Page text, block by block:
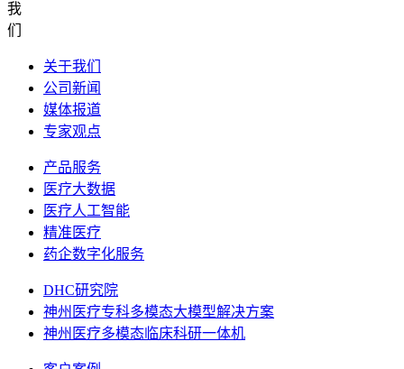
我
们
关于我们
公司新闻
媒体报道
专家观点
产品服务
医疗大数据
医疗人工智能
精准医疗
药企数字化服务
DHC研究院
神州医疗专科多模态大模型解决方案
神州医疗多模态临床科研一体机